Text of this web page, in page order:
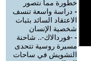
خطورة مما نتصور
- دراسة واسعة تنسف
الاعتقاد السائد بثبات
شخصية الإنسان
- -فوردالاك-.. شاحنة
مسيرة روسية تتحدى
التشويش في ساحات